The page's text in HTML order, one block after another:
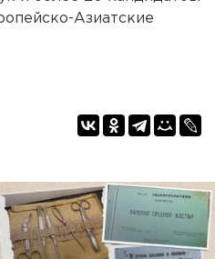
Азиатские